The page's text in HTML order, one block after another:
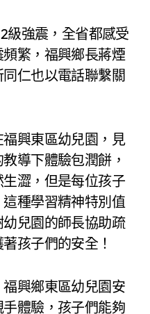
級強震，全省都感受
繁，福興鄉長蔣煙
仁也以電話聯繫關
興東區幼兒園，見
導下體驗包潤餅，
澀，但是每位孩子
種學習精神特別值
兒園的師長協助疏
孩子們的安全！
興鄉東區幼兒園安
體驗，孩子們能夠